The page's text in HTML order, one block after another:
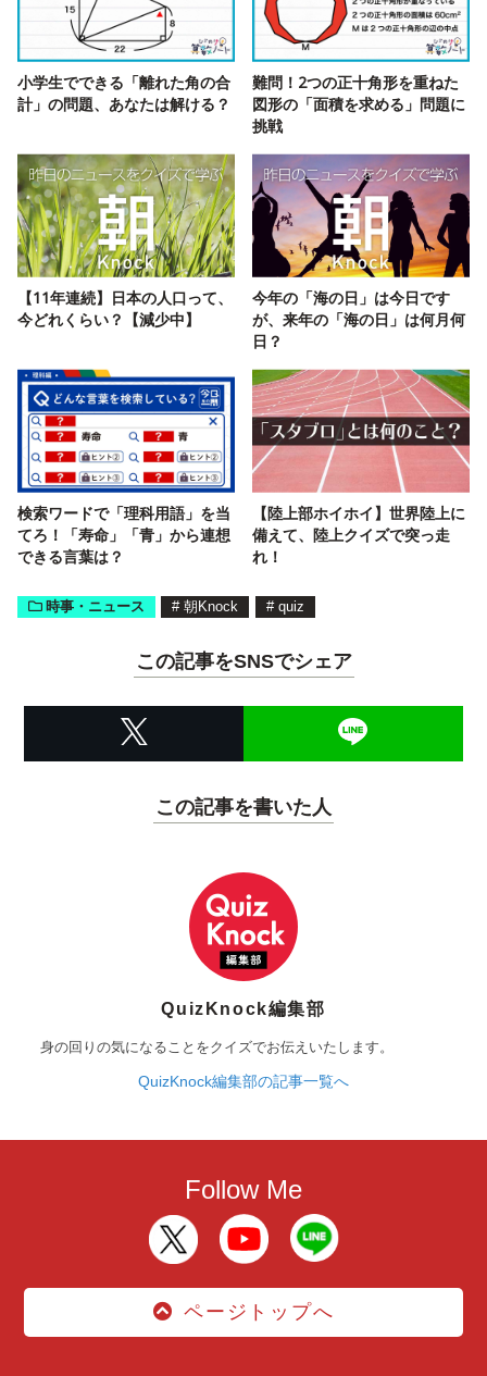
小学生でできる「離れた角の合
計」の問題、あなたは解ける？
難問！2つの正十角形を重ねた
図形の「面積を求める」問題に
挑戦
【11年連続】日本の人口って、
今どれくらい？【減少中】
今年の「海の日」は今日です
が、来年の「海の日」は何月何
日？
検索ワードで「理科用語」を当
てろ！「寿命」「青」から連想
できる言葉は？
【陸上部ホイホイ】世界陸上に
備えて、陸上クイズで突っ走
れ！
時事・ニュース # 朝Knock # quiz
この記事をSNSでシェア
この記事を書いた人
QuizKnock編集部
身の回りの気になることをクイズでお伝えいたします。
QuizKnock編集部の記事一覧へ
Follow Me
ページトップへ